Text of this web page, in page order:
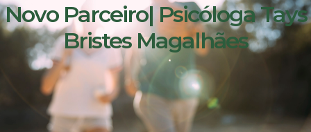
Novo Parceiro| Psicóloga Tays
Bristes Magalhães